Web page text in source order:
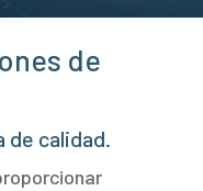
de
de calidad.